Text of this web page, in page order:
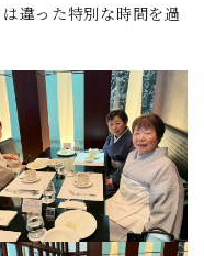
違った特別な時間を過